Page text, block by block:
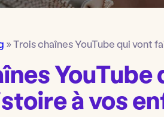
»Trois chaînes YouTube qui vont
à vos